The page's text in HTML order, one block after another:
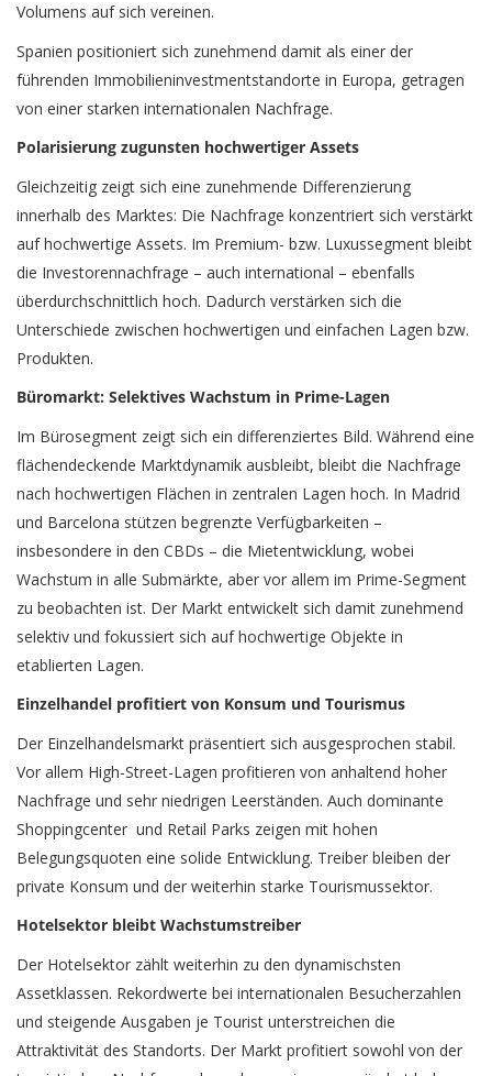
Volumens auf sich vereinen.
Spanien positioniert sich zunehmend damit als einer der
führenden Immobilieninvestmentstandorte in Europa, getragen
von einer starken internationalen Nachfrage.
Polarisierung zugunsten hochwertiger Assets
Gleichzeitig zeigt sich eine zunehmende Differenzierung
innerhalb des Marktes: Die Nachfrage konzentriert sich verstärkt
auf hochwertige Assets. Im Premium- bzw. Luxussegment bleibt
die Investorennachfrage – auch international – ebenfalls
überdurchschnittlich hoch. Dadurch verstärken sich die
Unterschiede zwischen hochwertigen und einfachen Lagen bzw.
Produkten.
Büromarkt: Selektives Wachstum in Prime-Lagen
Im Bürosegment zeigt sich ein differenziertes Bild. Während eine
flächendeckende Marktdynamik ausbleibt, bleibt die Nachfrage
nach hochwertigen Flächen in zentralen Lagen hoch. In Madrid
und Barcelona stützen begrenzte Verfügbarkeiten –
insbesondere in den CBDs – die Mietentwicklung, wobei
Wachstum in alle Submärkte, aber vor allem im Prime-Segment
zu beobachten ist. Der Markt entwickelt sich damit zunehmend
selektiv und fokussiert sich auf hochwertige Objekte in
etablierten Lagen.
Einzelhandel profitiert von Konsum und Tourismus
Der Einzelhandelsmarkt präsentiert sich ausgesprochen stabil.
Vor allem High-Street-Lagen profitieren von anhaltend hoher
Nachfrage und sehr niedrigen Leerständen. Auch dominante
Shoppingcenter und Retail Parks zeigen mit hohen
Belegungsquoten eine solide Entwicklung. Treiber bleiben der
private Konsum und der weiterhin starke Tourismussektor.
Hotelsektor bleibt Wachstumstreiber
Der Hotelsektor zählt weiterhin zu den dynamischsten
Assetklassen. Rekordwerte bei internationalen Besucherzahlen
und steigende Ausgaben je Tourist unterstreichen die
Attraktivität des Standorts. Der Markt profitiert sowohl von der